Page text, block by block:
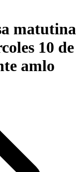
matutina
10 de
amlo